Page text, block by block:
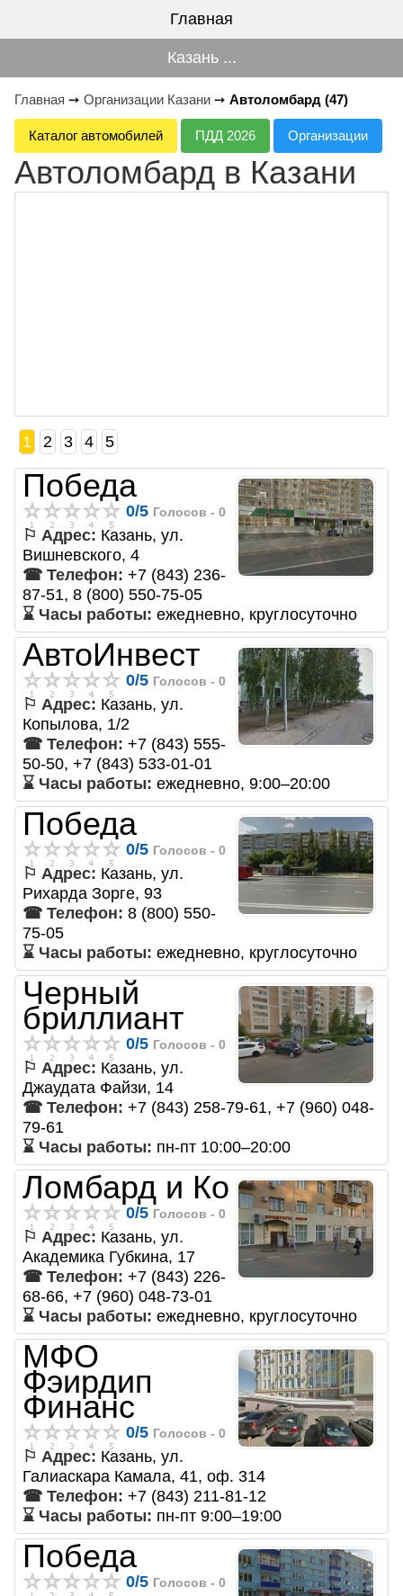
Главная
Казань ...
Главная ➙ Организации Казани ➙ Автоломбард (47)
Каталог автомобилей ПДД 2026 Организации
Автоломбард в Казани
1 2 3 4 5
Победа
0/5 Голосов - 0
⚐ Адрес: Казань, ул.
Вишневского, 4
☎ Телефон: +7 (843) 236-
87-51, 8 (800) 550-75-05
⌛ Часы работы: ежедневно, круглосуточно
АвтоИнвест
0/5 Голосов - 0
⚐ Адрес: Казань, ул.
Копылова, 1/2
☎ Телефон: +7 (843) 555-
50-50, +7 (843) 533-01-01
⌛ Часы работы: ежедневно, 9:00–20:00
Победа
0/5 Голосов - 0
⚐ Адрес: Казань, ул.
Рихарда Зорге, 93
☎ Телефон: 8 (800) 550-
75-05
⌛ Часы работы: ежедневно, круглосуточно
Черный
бриллиант
0/5 Голосов - 0
⚐ Адрес: Казань, ул.
Джаудата Файзи, 14
☎ Телефон: +7 (843) 258-79-61, +7 (960) 048-
79-61
⌛ Часы работы: пн-пт 10:00–20:00
Ломбард и Ко
0/5 Голосов - 0
⚐ Адрес: Казань, ул.
Академика Губкина, 17
☎ Телефон: +7 (843) 226-
68-66, +7 (960) 048-73-01
⌛ Часы работы: ежедневно, круглосуточно
МФО
Фэирдип
Финанс
0/5 Голосов - 0
⚐ Адрес: Казань, ул.
Галиаскара Камала, 41, оф. 314
☎ Телефон: +7 (843) 211-81-12
⌛ Часы работы: пн-пт 9:00–19:00
Победа
0/5 Голосов - 0